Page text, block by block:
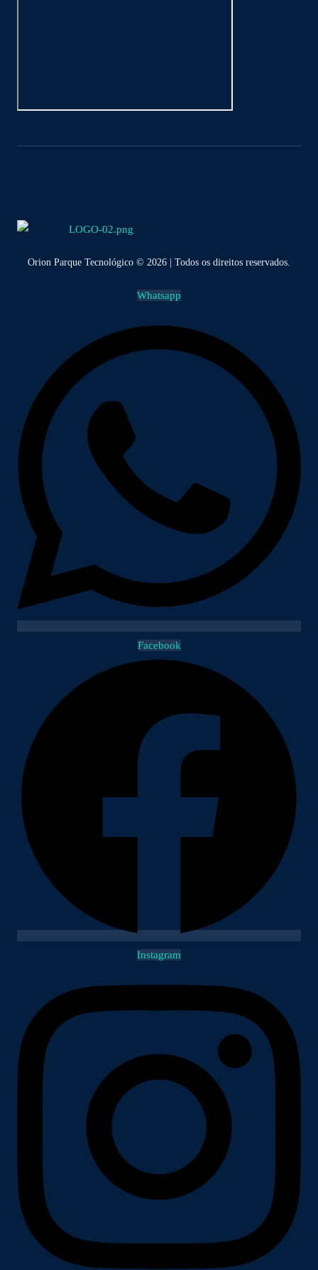
Orion Parque Tecnológico © 2026 | Todos os direitos reservados.
Whatsapp
Facebook
Instagram